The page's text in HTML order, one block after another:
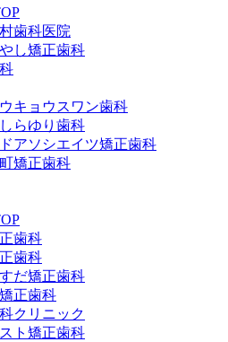
歯科医院
し矯正歯科
キョウスワン歯科
らゆり歯科
アソシエイツ矯正歯科
矯正歯科
歯科
歯科
だ矯正歯科
正歯科
クリニック
ト矯正歯科